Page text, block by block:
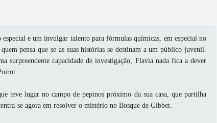
e um invulgar talento para fórmulas químicas, em especial no
pensa que se as suas histórias se destinam a um público juvenil.
surpreendente capacidade de investigação, Flavia nada fica a dever
teve lugar no campo de pepinos próximo da sua casa, que partilha
se agora em resolver o mistério no Bosque de Gibbet.